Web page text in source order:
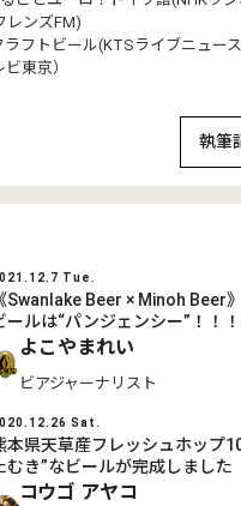
レンズFM)
ラフトビール(KTSライブニュー
東京）
執筆
Tue.
《Swanlake Beer × Minoh Beer
ールは“パンジェンシー”！！！
よこやまれい
ビアジャーナリスト
Sat.
本県天草産フレッシュホップ
むき”なビールが完成しました
コウゴ アヤコ